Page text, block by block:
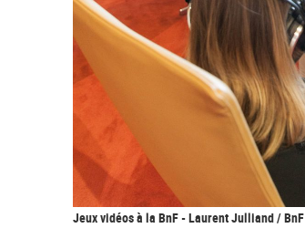
Jeux vidéos à la BnF - Laurent Julliand / BnF